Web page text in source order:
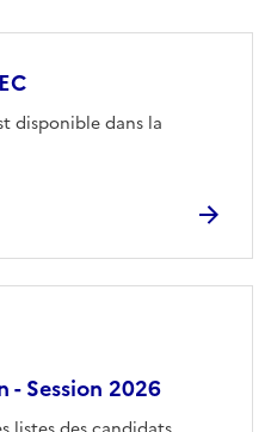
disponible dans la
- Session 2026